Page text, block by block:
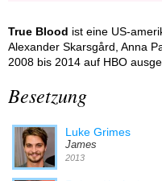
True Blood ist eine US-
Alexander Skarsgård, Anna
2008 bis 2014 auf HBO
Besetzung
Luke Grimes
James
2013